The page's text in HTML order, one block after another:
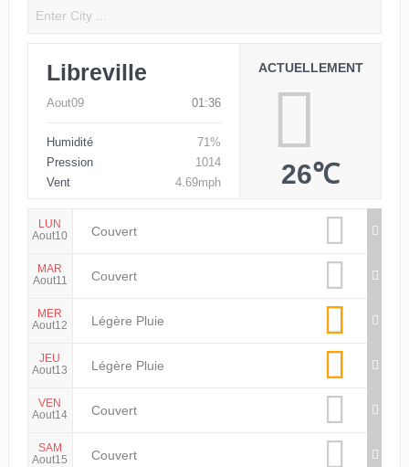
Libreville
Aout09 01:36
Humidité
71%
Pression
1014
Vent
4.69mph
ACTUELLEMENT
26℃
LUN
Aout10
Couvert
MAR
Aout11
Couvert
MER
Aout12
Légère Pluie
JEU
Aout13
Légère Pluie
VEN
Aout14
Couvert
SAM
Aout15
Couvert